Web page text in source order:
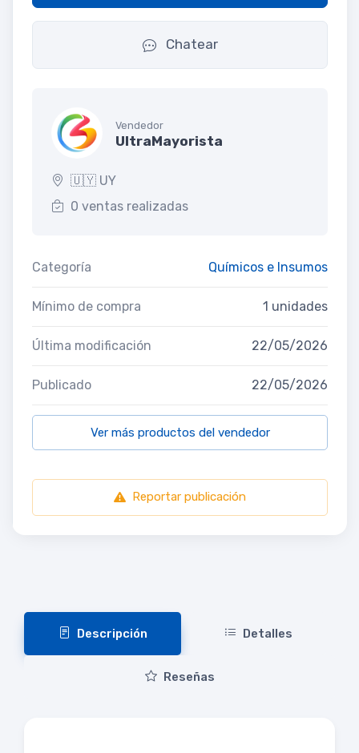
Chatear
Vendedor
UltraMayorista
🇺🇾 UY
0 ventas realizadas
Categoría Químicos e Insumos
Mínimo de compra 1 unidades
Última modificación 22/05/2026
Publicado 22/05/2026
Ver más productos del vendedor
Reportar publicación
Descripción Detalles
Reseñas